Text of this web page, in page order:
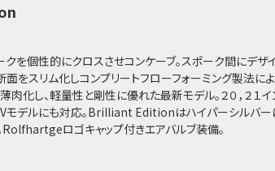
を個性的にクロスさせコンケーブ。スポーク間にデザ
面をスリム化しコンプリートフローフォーミング製法に
化し、軽量性と剛性に優れた最新モデル。２０，２１
モデルにも対応。Brilliant Editionはハイパーシルバー
Rolfhartgeロゴキャップ付きエアバルブ装備。